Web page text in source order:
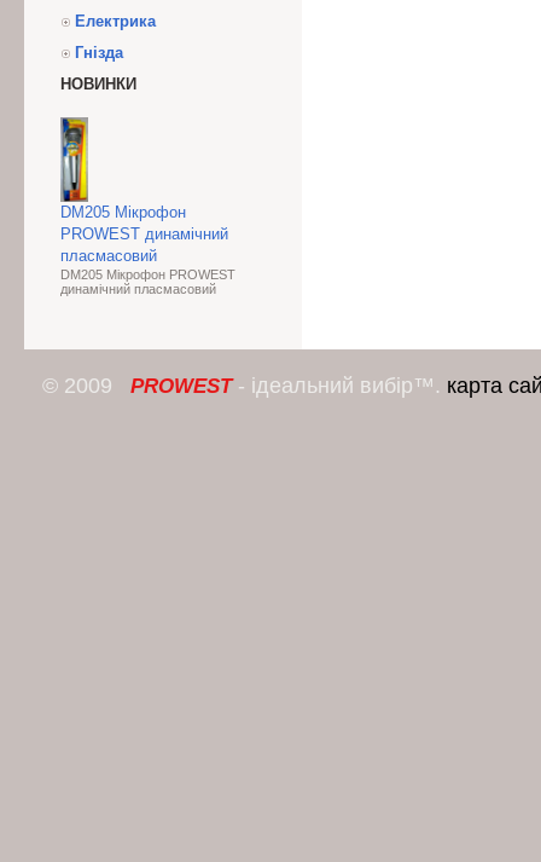
Електрика
Гнізда
НОВИНКИ
DM205 Мікрофон
PROWEST динамічний
пласмасовий
DM205 Мікрофон PROWEST
динамічний пласмасовий
© 2009 PROWEST- ідеальний вибір™. карта